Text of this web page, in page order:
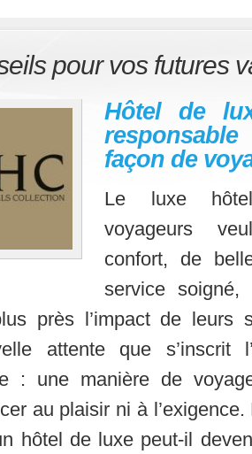
pour vos futures
Hôtel de
façon de
Le luxe
voyageurs
confort, de
service
près l’impact de leurs
attente que s’inscrit
: une manière de
au plaisir ni à
hôtel de luxe peut-il